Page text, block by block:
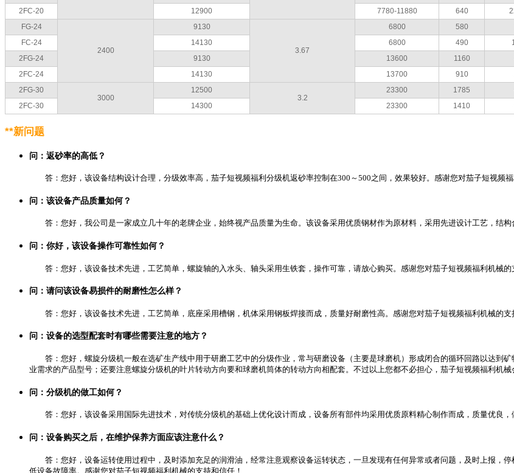
2FC-20
12900 7780-11880 640
FG-24
2400
9130
3.67
6800 580
FC-24
14130 6800 490
2FG-24
9130 13600 1160
2FC-24
14130 13700 910
2FG-30
3000
12500
3.2
23300 1785
2FC-30
14300 23300 1410
**新问题
问：返砂率的高低？
答：您好，该设备结构设计合理，分级效率高，茄子短视频福利分级机返砂率控制在300～500之间，效果较好。感谢您对茄子短视频
问：该设备产品质量如何？
答：您好，我公司是一家成立几十年的老牌企业，始终视产品质量为生命。该设备采用优质钢材作为原材料，采用先进设计工艺，结
问：你好，该设备操作可靠性如何？
答：您好，该设备技术先进，工艺简单，螺旋轴的入水头、轴头采用生铁套，操作可靠，请放心购买。感谢您对茄子短视频福利机械的
问：请问该设备易损件的耐磨性怎么样？
答：您好，该设备技术先进，工艺简单，底座采用槽钢，机体采用钢板焊接而成，质量好耐磨性高。感谢您对茄子短视频福利机械的支
问：设备的选型配套时有哪些需要注意的地方？
答：您好，螺旋分级机一般在选矿生产线中用于研磨工艺中的分级作业，常与研磨设备（主要是球磨机）形成闭合的循环回路以达
业需求的产品型号；还要注意螺旋分级机的叶片转动方向要和球磨机筒体的转动方向相配套。不过以上您都不必担心，茄子短视频福利机
问：分级机的做工如何？
答：您好，该设备采用国际先进技术，对传统分级机的基础上优化设计而成，设备所有部件均采用优质原料精心制作而成，质量优良
问：设备购买之后，在维护保养方面应该注意什么？
答：您好，设备运转使用过程中，及时添加充足的润滑油，经常注意观察设备运转状态，一旦发现有任何异常或者问题，及时上报，
低设备故障率。感谢您对茄子短视频福利机械的支持和信任！